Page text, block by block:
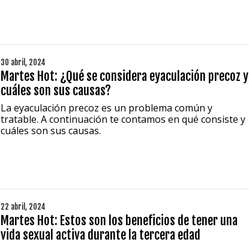
30 abril, 2024
Martes Hot: ¿Qué se considera eyaculación precoz y
cuáles son sus causas?
La eyaculación precoz es un problema común y
tratable. A continuación te contamos en qué consiste y
cuáles son sus causas.
22 abril, 2024
Martes Hot: Estos son los beneficios de tener una
vida sexual activa durante la tercera edad